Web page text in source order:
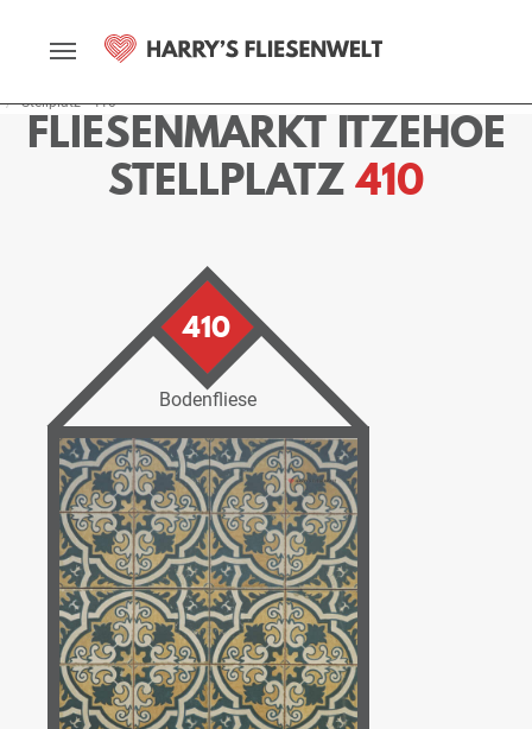
Stellplatz - 410
FLIESENMARKT ITZEHOE
STELLPLATZ410
410
Bodenfliese